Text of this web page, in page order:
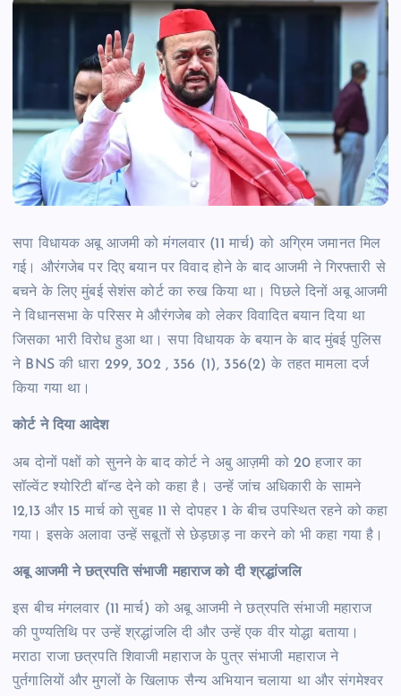
सपा विधायक अबू आजमी को मंगलवार (11 मार्च) को अग्रिम जमानत मिल
गई। औरंगजेब पर दिए बयान पर विवाद होने के बाद आजमी ने गिरफ्तारी से
बचने के लिए मुंबई सेशंस कोर्ट का रुख किया था। पिछले दिनों अबू आजमी
ने विधानसभा के परिसर मे औरंगजेब को लेकर विवादित बयान दिया था
जिसका भारी विरोध हुआ था। सपा विधायक के बयान के बाद मुंबई पुलिस
ने BNS की धारा 299, 302 , 356 (1), 356(2) के तहत मामला दर्ज
किया गया था।
कोर्ट ने दिया आदेश
अब दोनों पक्षों को सुनने के बाद कोर्ट ने अबु आज़मी को 20 हजार का
सॉल्वेंट श्योरिटी बॉन्ड देने को कहा है। उन्हें जांच अधिकारी के सामने
12,13 और 15 मार्च को सुबह 11 से दोपहर 1 के बीच उपस्थित रहने को कहा
गया। इसके अलावा उन्हें सबूतों से छेड़छाड़ ना करने को भी कहा गया है।
अबू आजमी ने छत्रपति संभाजी महाराज को दी श्रद्धांजलि
इस बीच मंगलवार (11 मार्च) को अबू आजमी ने छत्रपति संभाजी महाराज
की पुण्यतिथि पर उन्हें श्रद्धांजलि दी और उन्हें एक वीर योद्धा बताया।
मराठा राजा छत्रपति शिवाजी महाराज के पुत्र संभाजी महाराज ने
पुर्तगालियों और मुगलों के खिलाफ सैन्य अभियान चलाया था और संगमेश्वर